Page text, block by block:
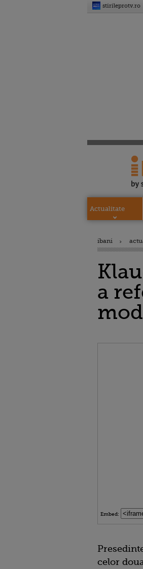
stirileprotv.ro
Actualitate
ibani
a
Embed:
celor